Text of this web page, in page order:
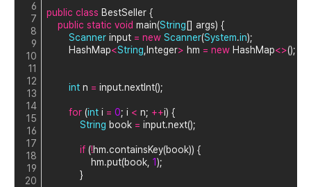
6
7
8
9
10
11
12
13
14
15
16
17
18
19
20
public class BestSeller {
public static void main(String [] args) {
Scanner input = new Scanner(System.in);
HashMap<String ,Integer> hm = new HashMap<>();
int n = input.nextInt();
for (int i = 0; i < n; ++i) {
String book = input.next();
if (!hm.containsKey(book)) {
hm.put(book, 1);
}